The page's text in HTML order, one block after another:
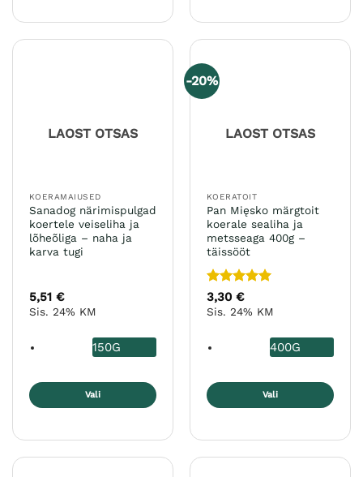
tootelehel.
varianti.
Valikuid
saab
tootelehel.
LAOST OTSAS
KOERAMAIUSED
Sanadog närimispulgad
koertele veiseliha ja
lõheõliga – naha ja
karva tugi
5,51 €
Sis. 24% KM
150G
Vali
-20%
LAOST OTSAS
KOERATOIT
Pan Mięsko märgtoit
koerale sealiha ja
metsseaga 400g –
täissööt
Hinnanguga
5/ 5
3,30 €
Sis. 24% KM
400G
Vali